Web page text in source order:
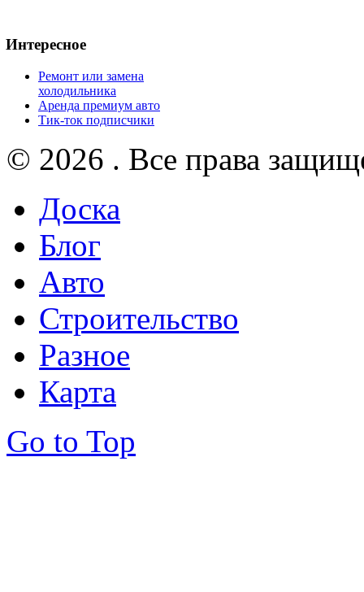
Интересное
Ремонт или замена
холодильника
Аренда премиум авто
Тик-ток подписчики
© 2026 . Все права
Доска
Блог
Авто
Строительство
Разное
Карта
Go to Top